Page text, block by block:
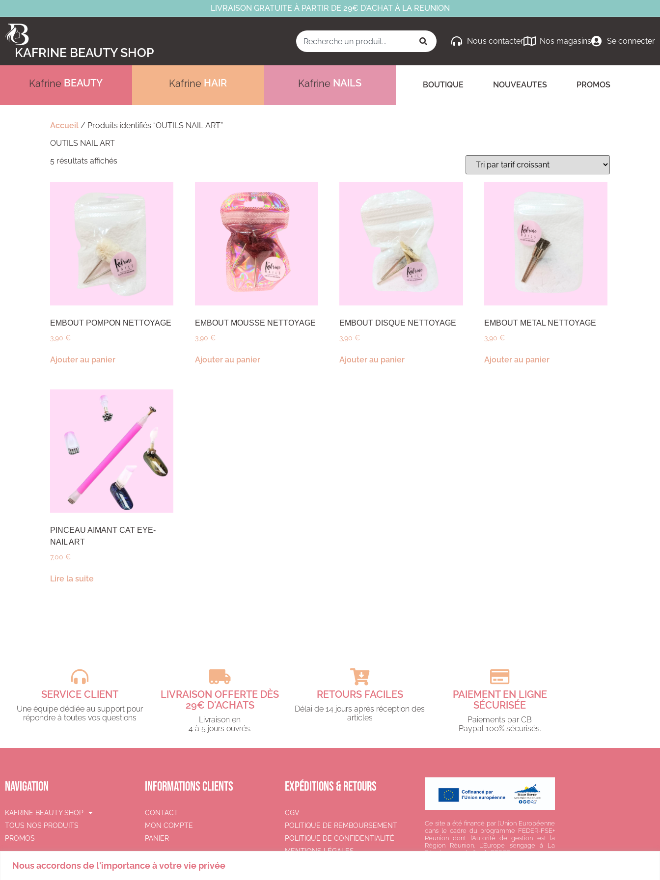
Nous accordons de l'importance à votre vie privée
LIVRAISON GRATUITE À PARTIR DE 29€ D’ACHAT À LA REUNION
KAFRINE BEAUTY SHOP
Nous contacter Nos magasins Se connecter
Kafrine BEAUTY Kafrine HAIR Kafrine NAILS BOUTIQUE NOUVEAUTES PROMOS
Accueil / Produits identifiés “OUTILS NAIL ART”
OUTILS NAIL ART
5 résultats affichés
EMBOUT POMPON NETTOYAGE
3,90 €
Ajouter au panier
EMBOUT MOUSSE NETTOYAGE
3,90 €
Ajouter au panier
EMBOUT DISQUE NETTOYAGE
3,90€
Ajouter au panier
EMBOUT METAL NETTOYAGE
3,90€
Ajouter au panier
PINCEAU AIMANT CAT EYE-
NAIL ART
7,00 €
Lire la suite
SERVICE CLIENT
Une équipe dédiée au support pour
répondre à toutes vos questions​
LIVRAISON OFFERTE DÈS
29€ D'ACHATS​
Livraison en
4 à 5 jours ouvrés.​
RETOURS FACILES
Délai de 14 jours après réception des
articles
PAIEMENT EN LIGNE
SÉCURISÉE
Paiements par CB
Paypal 100% sécurisés.​
NAVIGATION
KAFRINE BEAUTY SHOP
TOUS NOS PRODUITS
PROMOS
INFORMATIONS CLIENTS
CONTACT
MON COMPTE
PANIER
EXPÉDITIONS & RETOURS
CGV
POLITIQUE DE REMBOURSEMENT
POLITIQUE DE CONFIDENTIALITÉ
MENTIONS LÉGALES
Ce site a été financé par l’Union Européenne
dans le cadre du programme FEDER-FSE+
Réunion dont l’Autorité de gestion est la
Région Réunion. L’Europe s’engage à La
Réunion avec le fonds FEDER.